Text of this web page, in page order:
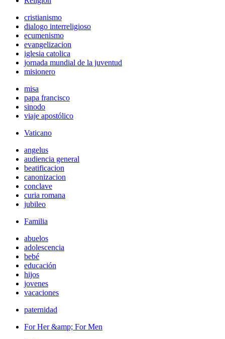
cristianismo
dialogo interreligioso
ecumenismo
evangelizacion
iglesia catolica
jornada mundial de la juventud
misionero
misa
papa francisco
sinodo
viaje apostólico
Vaticano
angelus
audiencia general
beatificacion
canonizacion
conclave
curia romana
jubileo
Familia
abuelos
adolescencia
bebé
educación
hijos
jovenes
vacaciones
paternidad
For Her &amp; For Men